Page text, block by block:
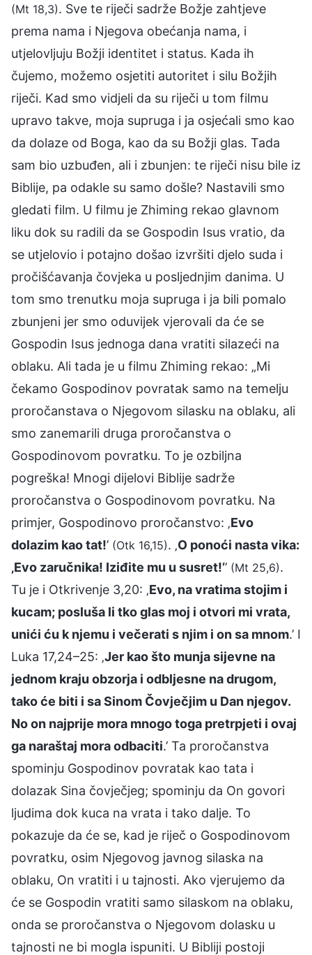
(Mt 18,3). Sve te riječi sadrže Božje zahtjeve
prema nama i Njegova obećanja nama, i
utjelovljuju Božji identitet i status. Kada ih
čujemo, možemo osjetiti autoritet i silu Božjih
riječi. Kad smo vidjeli da su riječi u tom filmu
upravo takve, moja supruga i ja osjećali smo kao
da dolaze od Boga, kao da su Božji glas. Tada
sam bio uzbuđen, ali i zbunjen: te riječi nisu bile iz
Biblije, pa odakle su samo došle? Nastavili smo
gledati film. U filmu je Zhiming rekao glavnom
liku dok su radili da se Gospodin Isus vratio, da
se utjelovio i potajno došao izvršiti djelo suda i
pročišćavanja čovjeka u posljednjim danima. U
tom smo trenutku moja supruga i ja bili pomalo
zbunjeni jer smo oduvijek vjerovali da će se
Gospodin Isus jednoga dana vratiti silazeći na
oblaku. Ali tada je u filmu Zhiming rekao: „Mi
čekamo Gospodinov povratak samo na temelju
proročanstava o Njegovom silasku na oblaku, ali
smo zanemarili druga proročanstva o
Gospodinovom povratku. To je ozbiljna
pogreška! Mnogi dijelovi Biblije sadrže
proročanstva o Gospodinovom povratku. Na
primjer, Gospodinovo proročanstvo: ‚Evo
dolazim kao tat!’ (Otk 16,15). ‚O ponoći nasta vika:
‚Evo zaručnika! Iziđite mu u susret!’’ (Mt 25,6).
Tu je i Otkrivenje 3,20: ‚Evo, na vratima stojim i
kucam; posluša li tko glas moj i otvori mi vrata,
unići ću k njemu i večerati s njim i on sa mnom.’ I
Luka 17,24–25: ‚Jer kao što munja sijevne na
jednom kraju obzorja i odbljesne na drugom,
tako će biti i sa Sinom Čovječjim u Dan njegov.
No on najprije mora mnogo toga pretrpjeti i ovaj
ga naraštaj mora odbaciti.’ Ta proročanstva
spominju Gospodinov povratak kao tata i
dolazak Sina čovječjeg; spominju da On govori
ljudima dok kuca na vrata i tako dalje. To
pokazuje da će se, kad je riječ o Gospodinovom
povratku, osim Njegovog javnog silaska na
oblaku, On vratiti i u tajnosti. Ako vjerujemo da
će se Gospodin vratiti samo silaskom na oblaku,
onda se proročanstva o Njegovom dolasku u
tajnosti ne bi mogla ispuniti. U Bibliji postoji